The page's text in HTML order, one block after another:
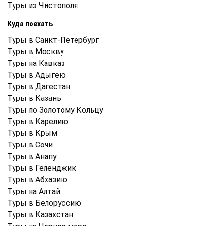
Туры из Чистополя
Куда поехать
Туры в Санкт-Петербург
Туры в Москву
Туры на Кавказ
Туры в Адыгею
Туры в Дагестан
Туры в Казань
Туры по Золотому Кольцу
Туры в Карелию
Туры в Крым
Туры в Cочи
Туры в Анапу
Туры в Геленджик
Туры в Абхазию
Туры на Алтай
Туры в Белоруссию
Туры в Казахстан